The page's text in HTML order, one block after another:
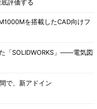
底評価する
を搭載したCAD向けフ
「SOLIDWORKS」――電気図
で、新アドイン